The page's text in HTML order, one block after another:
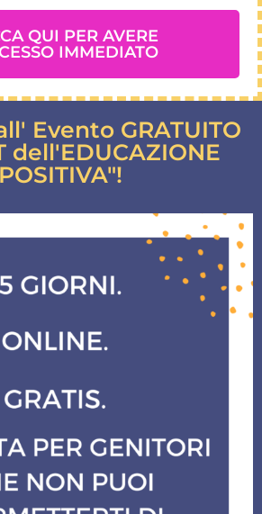
QUI PER AVERE
IMMEDIATO
Evento GRATUITO
dell'EDUCAZIONE
POSITIVA"!